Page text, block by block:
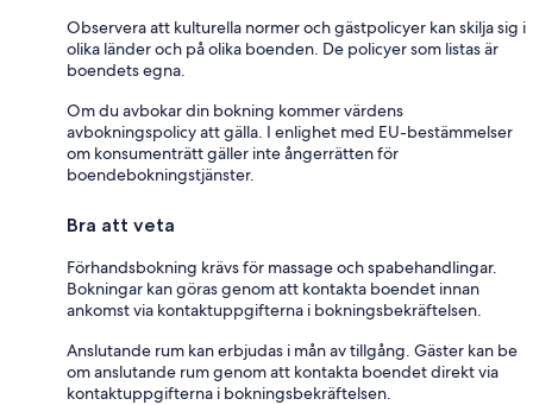
Observera att kulturella normer och gästpolicyer kan skilja sig i
olika länder och på olika boenden. De policyer som listas är
boendets egna.
Om du avbokar din bokning kommer värdens
avbokningspolicy att gälla. I enlighet med EU-bestämmelser
om konsumenträtt gäller inte ångerrätten för
boendebokningstjänster.
Bra att veta
Förhandsbokning krävs för massage och spabehandlingar.
Bokningar kan göras genom att kontakta boendet innan
ankomst via kontaktuppgifterna i bokningsbekräftelsen.
Anslutande rum kan erbjudas i mån av tillgång. Gäster kan be
om anslutande rum genom att kontakta boendet direkt via
kontaktuppgifterna i bokningsbekräftelsen.